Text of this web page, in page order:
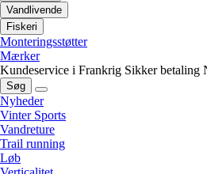
Vandlivende
Fiskeri
Monteringsstøtter
Mærker
Kundeservice i Frankrig Sikker betaling
Søg
Nyheder
Vinter Sports
Vandreture
Trail running
Løb